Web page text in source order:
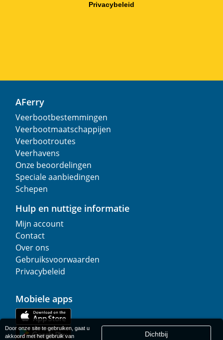
Privacybeleid
AFerry
Veerbootbestemmingen
Veerbootmaatschappijen
Veerbootroutes
Veerhavens
Onze beoordelingen
Speciale aanbiedingen
Schepen
Hulp en nuttige informatie
Mijn account
Contact
Over ons
Gebruiksvoorwaarden
Privacybeleid
Mobiele apps
Door onze site te gebruiken, gaat u
akkoord met het gebruik van
Dichtbij